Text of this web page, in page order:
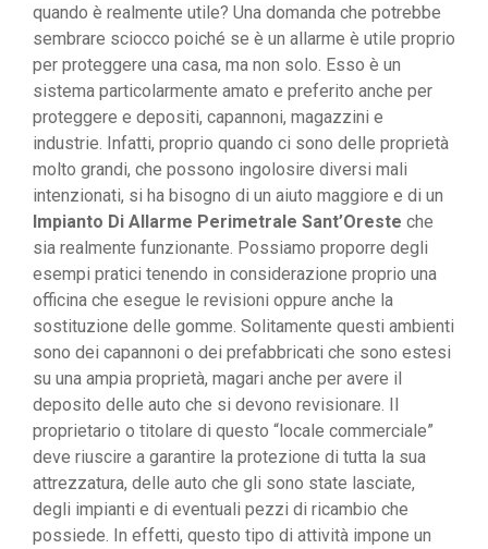
quando è realmente utile? Una domanda che potrebbe
sembrare sciocco poiché se è un allarme è utile proprio
per proteggere una casa, ma non solo. Esso è un
sistema particolarmente amato e preferito anche per
proteggere e depositi, capannoni, magazzini e
industrie. Infatti, proprio quando ci sono delle proprietà
molto grandi, che possono ingolosire diversi mali
intenzionati, si ha bisogno di un aiuto maggiore e di un
Impianto Di Allarme Perimetrale Sant’Oreste che
sia realmente funzionante. Possiamo proporre degli
esempi pratici tenendo in considerazione proprio una
officina che esegue le revisioni oppure anche la
sostituzione delle gomme. Solitamente questi ambienti
sono dei capannoni o dei prefabbricati che sono estesi
su una ampia proprietà, magari anche per avere il
deposito delle auto che si devono revisionare. Il
proprietario o titolare di questo “locale commerciale”
deve riuscire a garantire la protezione di tutta la sua
attrezzatura, delle auto che gli sono state lasciate,
degli impianti e di eventuali pezzi di ricambio che
possiede. In effetti, questo tipo di attività impone un